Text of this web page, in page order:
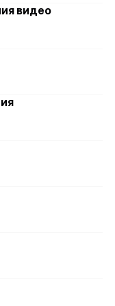
видео